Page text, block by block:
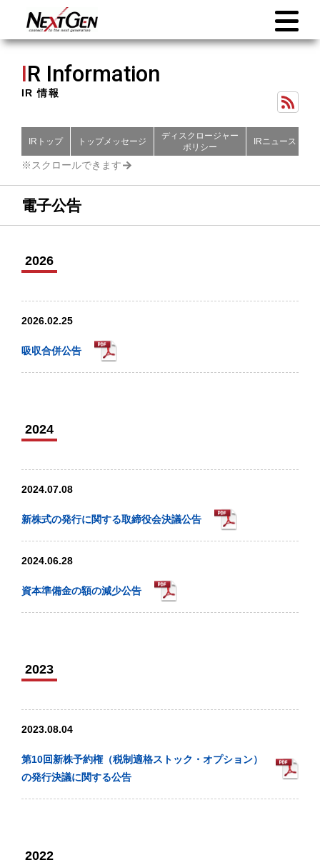
IR Information
IR 情報
IRトップ トップメッセージ
ディスクロージャー
ポリシー
IRニュース
電子公告
2026
2026.02.25
吸収合併公告
2024
2024.07.08
新株式の発行に関する取締役会決議公告
2024.06.28
資本準備金の額の減少公告
2023
2023.08.04
第10回新株予約権（税制適格ストック・オプション）
の発行決議に関する公告
2022